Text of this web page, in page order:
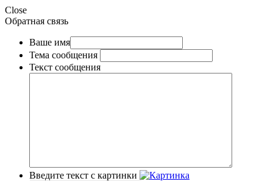
Close
Обратная связь
Ваше имя
Тема сообщения
Текст сообщения
Введите текст с картинки